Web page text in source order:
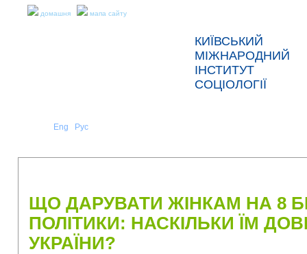
домашня мапа сайту
КИЇВСЬКИЙ
МІЖНАРОДНИЙ
ІНСТИТУТ
СОЦІОЛОГІЇ
Eng Рус
ЩО ДАРУВАТИ ЖІНКАМ НА 8
ПОЛІТИКИ: НАСКІЛЬКИ ЇМ
УКРАЇНИ?